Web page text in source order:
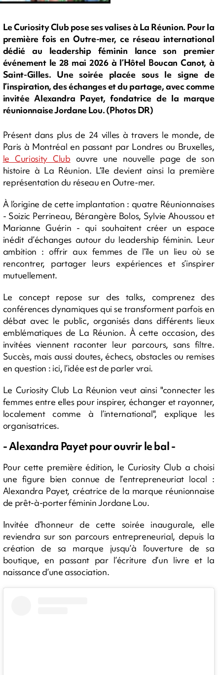
Le Curiosity Club pose ses valises à La Réunion. Pour la
première fois en Outre-mer, ce réseau international
dédié au leadership féminin lance son premier
événement le 28 mai 2026 à l’Hôtel Boucan Canot, à
Saint-Gilles. Une soirée placée sous le signe de
l’inspiration, des échanges et du partage, avec comme
invitée Alexandra Payet, fondatrice de la marque
réunionnaise Jordane Lou. (Photos DR)
Présent dans plus de 24 villes à travers le monde, de
Paris à Montréal en passant par Londres ou Bruxelles,
le Curiosity Club ouvre une nouvelle page de son
histoire à La Réunion. L’île devient ainsi la première
représentation du réseau en Outre-mer.
À l’origine de cette implantation : quatre Réunionnaises
- Soizic Perrineau, Bérangère Bolos, Sylvie Ahoussou et
Marianne Guérin - qui souhaitent créer un espace
inédit d’échanges autour du leadership féminin. Leur
ambition : offrir aux femmes de l’île un lieu où se
rencontrer, partager leurs expériences et s’inspirer
mutuellement.
Le concept repose sur des talks, comprenez des
conférences dynamiques qui se transforment parfois en
débat avec le public, organisés dans différents lieux
emblématiques de La Réunion. À cette occasion, des
invitées viennent raconter leur parcours, sans filtre.
Succès, mais aussi doutes, échecs, obstacles ou remises
en question : ici, l’idée est de parler vrai.
Le Curiosity Club La Réunion veut ainsi "connecter les
femmes entre elles pour inspirer, échanger et rayonner,
localement comme à l’international", explique les
organisatrices.
- Alexandra Payet pour ouvrir le bal -
Pour cette première édition, le Curiosity Club a choisi
une figure bien connue de l’entrepreneuriat local :
Alexandra Payet, créatrice de la marque réunionnaise
de prêt-à-porter féminin Jordane Lou.
Invitée d’honneur de cette soirée inaugurale, elle
reviendra sur son parcours entrepreneurial, depuis la
création de sa marque jusqu’à l’ouverture de sa
boutique, en passant par l’écriture d’un livre et la
naissance d’une association.